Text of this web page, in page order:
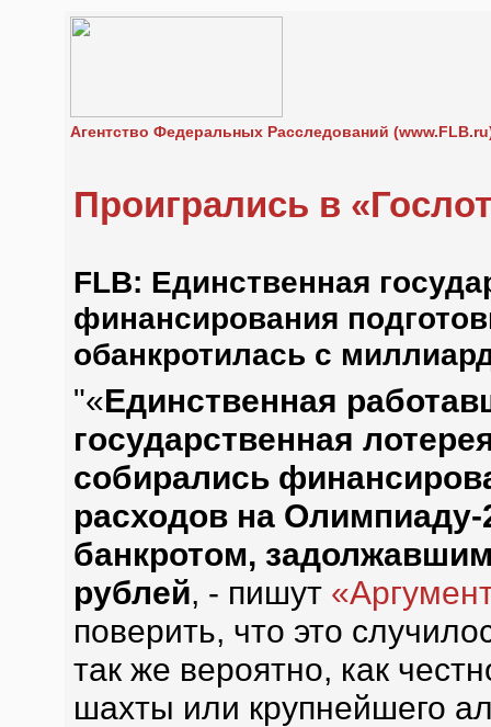
Агентство Федеральных Расследований
Проигрались в
FLB: Единственная
финансирования
обанкротилась с
"«Единственная
государственная
собирались
расходов на Олимпиаду-
банкротом,
рублей, - пишут
поверить, что это
так же вероятно, как
шахты или крупнейшего